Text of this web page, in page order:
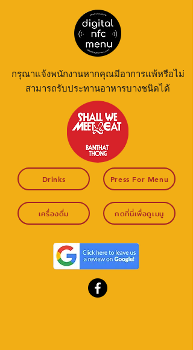
กรุณาแจ้งพนักงานหากคุณมีอาการแพ้หรือไม่
สามารถรับประทานอาหารบางชนิดได้
Drinks Press For Menu
เครื่องดื่ม กดที่นี่เพื่อดูเมนู